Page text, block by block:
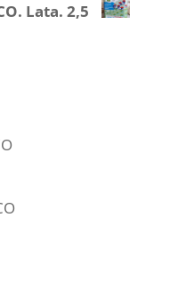
Lata. 2,5